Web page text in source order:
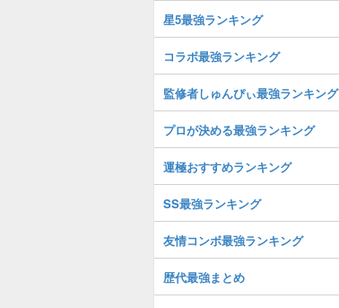
星5最強ランキング
コラボ最強ランキング
監修者しゅんぴぃ最強ランキング
プロが決める最強ランキング
運極おすすめランキング
SS最強ランキング
友情コンボ最強ランキング
歴代最強まとめ